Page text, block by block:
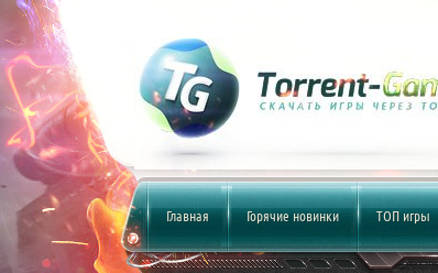
Главная Горячие новинки ТОП игры